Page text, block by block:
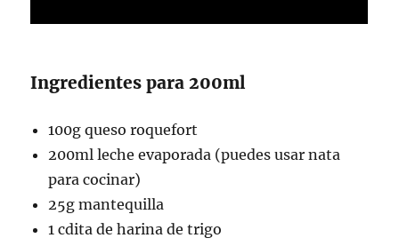
Ingredientes para 200ml
100g queso roquefort
200ml leche evaporada (puedes usar nata
para cocinar)
25g mantequilla
1 cdita de harina de trigo